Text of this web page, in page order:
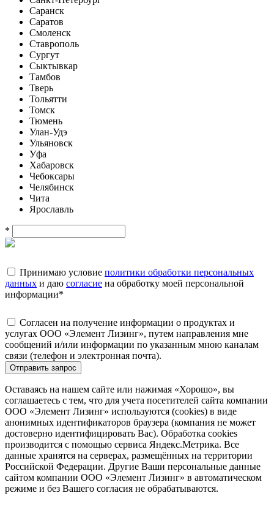
Саранск
Саратов
Смоленск
Ставрополь
Сургут
Сыктывкар
Тамбов
Тверь
Тольятти
Томск
Тюмень
Улан-Удэ
Ульяновск
Уфа
Хабаровск
Чебоксары
Челябинск
Чита
Ярославль
*
Принимаю условие политики обработки персональных
данных и даю согласие на обработку моей персональной
информации*
Согласен на получение информации о продуктах и
услугах ООО «Элемент Лизинг», путем направления мне
сообщений и/или информации по указанным мною каналам
связи (телефон и электронная почта).
Отправить запрос
Оставаясь на нашем сайте или нажимая «Хорошо», вы
соглашаетесь с тем, что для учета посетителей сайта компании
ООО «Элемент Лизинг» используются (cookies) в виде
анонимных идентификаторов браузера (компания не может
достоверно идентифицировать Вас). Обработка cookies
производится с помощью сервиса Яндекс.Метрика. Все
данные хранятся на серверах, размещённых на территории
Российской Федерации. Другие Ваши персональные данные
сайтом компании ООО «Элемент Лизинг» в автоматическом
режиме и без Вашего согласия не обрабатываются.